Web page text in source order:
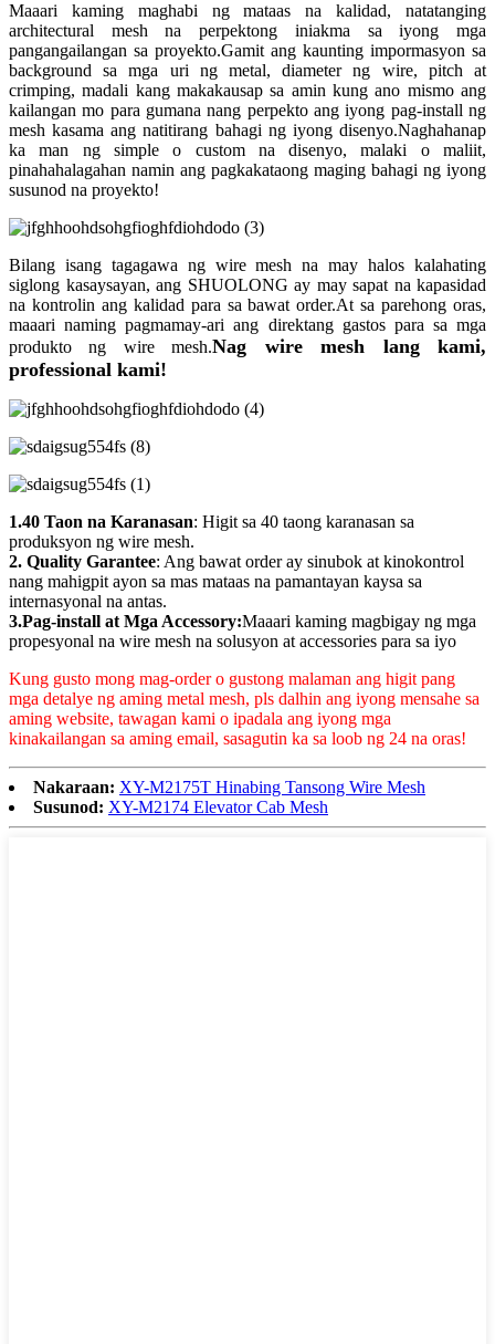
Maaari kaming maghabi ng mataas na kalidad, natatanging
architectural mesh na perpektong iniakma sa iyong mga
pangangailangan sa proyekto.Gamit ang kaunting impormasyon sa
background sa mga uri ng metal, diameter ng wire, pitch at
crimping, madali kang makakausap sa amin kung ano mismo ang
kailangan mo para gumana nang perpekto ang iyong pag-install ng
mesh kasama ang natitirang bahagi ng iyong disenyo.Naghahanap
ka man ng simple o custom na disenyo, malaki o maliit,
pinahahalagahan namin ang pagkakataong maging bahagi ng iyong
susunod na proyekto!
Bilang isang tagagawa ng wire mesh na may halos kalahating
siglong kasaysayan, ang SHUOLONG ay may sapat na kapasidad
na kontrolin ang kalidad para sa bawat order.At sa parehong oras,
maaari naming pagmamay-ari ang direktang gastos para sa mga
produkto ng wire mesh.Nag wire mesh lang kami,
professional kami!
1.40 Taon na Karanasan: Higit sa 40 taong karanasan sa
produksyon ng wire mesh.
2. Quality Garantee: Ang bawat order ay sinubok at kinokontrol
nang mahigpit ayon sa mas mataas na pamantayan kaysa sa
internasyonal na antas.
3.Pag-install at Mga Accessory:Maaari kaming magbigay ng mga
propesyonal na wire mesh na solusyon at accessories para sa iyo
Kung gusto mong mag-order o gustong malaman ang higit pang
mga detalye ng aming metal mesh, pls dalhin ang iyong mensahe sa
aming website, tawagan kami o ipadala ang iyong mga
kinakailangan sa aming email, sasagutin ka sa loob ng 24 na oras!
Nakaraan: XY-M2175T Hinabing Tansong Wire Mesh
Susunod: XY-M2174 Elevator Cab Mesh